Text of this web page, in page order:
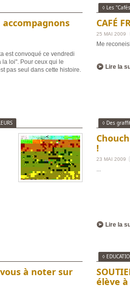
accompagnons
est convoqué ce vendredi
la loi". Pour ceux qui le
pas seul dans cette histoire.
◊ Les
CAFÉ
25 MAI 2009
Me
Lire la
◊ Des
!
23 MAI 2009
...
Lire la
à noter sur
◊
élève à